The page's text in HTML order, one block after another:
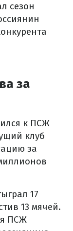
сезон
за
к ПСЖ
клуб
за
17
13 мячей.
ПСЖ